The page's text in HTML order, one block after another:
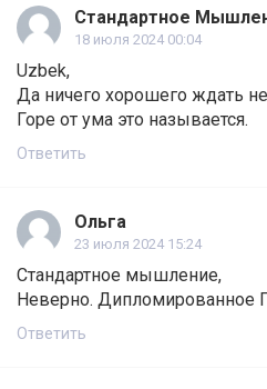
Стандартное
18 июля 2024 00:04
Uzbek,
Да ничего хорошего ждать
Горе от ума это называется.
Ответить
Ольга
23 июля 2024 15:24
Стандартное мышление,
Неверно. Дипломированное
Ответить